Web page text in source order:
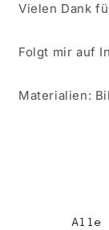
Vielen Dank
Folgt mir auf
Materialien:
Alle